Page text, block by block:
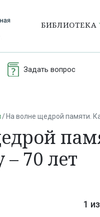
БИБЛИОТЕКА
Задать вопрос
На волне щедрой памяти.
70 лет
1